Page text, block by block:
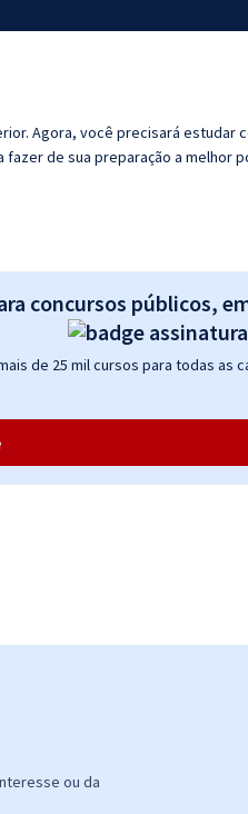
Agora, você precisará estudar
fazer de sua preparação a melhor
concursos públicos,
de 25 mil cursos para todas as
ou da